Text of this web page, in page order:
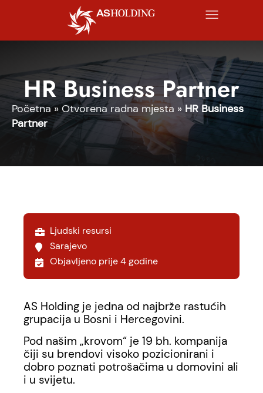
HR Business Partner
Početna»Otvorena radna mjesta » HR Business
Partner
Ljudski resursi
Sarajevo
Objavljeno prije 4 godine
AS Holding je jedna od najbrže rastućih
grupacija u Bosni i Hercegovini.
Pod našim „krovom“ je 19 bh. kompanija
čiji su brendovi visoko pozicionirani i
dobro poznati potrošačima u domovini ali
i u svijetu.